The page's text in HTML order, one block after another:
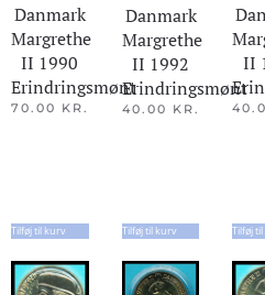
Danmark
Margrethe
II 1990
Erindringsmønt
70.00 KR.
Tilføj til kurv
Danmark
Margrethe
II 1992
Erindringsmønt
40.00 KR.
Tilføj til kurv
II
Tilføj